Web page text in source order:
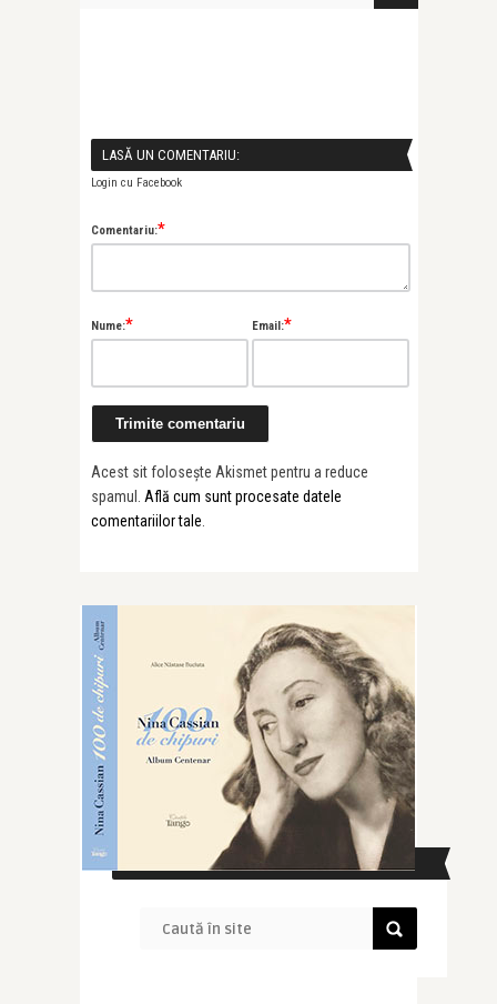
LASĂ UN COMENTARIU:
Login cu Facebook
Comentariu:*
Nume:* Email:*
Acest sit folosește Akismet pentru a reduce
spamul. Află cum sunt procesate datele
comentariilor tale
CAUTĂ ÎN SITE